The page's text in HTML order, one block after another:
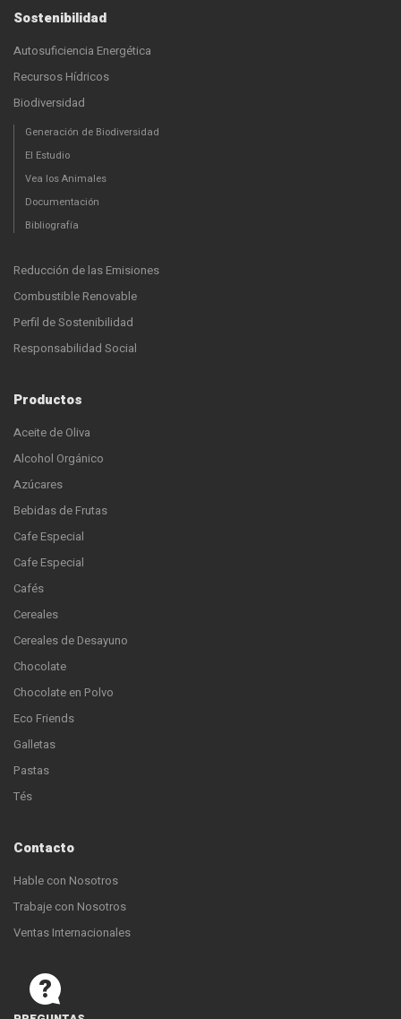
Sostenibilidad
Autosuficiencia Energética
Recursos Hídricos
Biodiversidad
Generación de Biodiversidad
El Estudio
Vea los Animales
Documentación
Bibliografía
Reducción de las Emisiones
Combustible Renovable
Perfil de Sostenibilidad
Responsabilidad Social
Productos
Aceite de Oliva
Alcohol Orgánico
Azúcares
Bebidas de Frutas
Cafe Especial
Cafe Especial
Cafés
Cereales
Cereales de Desayuno
Chocolate
Chocolate en Polvo
Eco Friends
Galletas
Pastas
Tés
Contacto
Hable con Nosotros
Trabaje con Nosotros
Ventas Internacionales